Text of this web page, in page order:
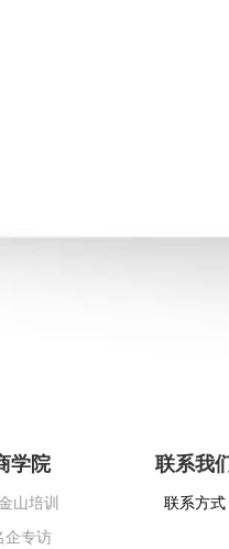
学院
山培训
企专访
联系我
联系方式